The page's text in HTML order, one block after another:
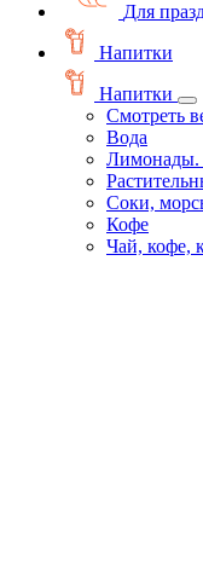
Для
Напитки
Напитки
Смотреть
Вода
Лимонады.
Соки,
Кофе
Чай, кофе,